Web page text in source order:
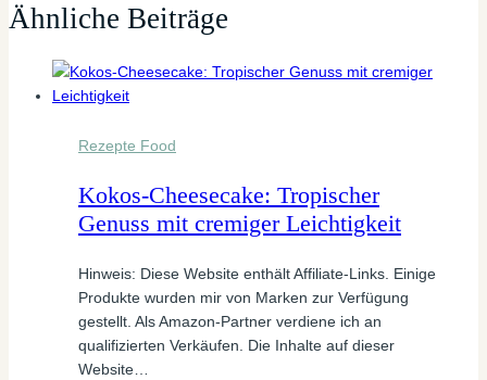
Ähnliche Beiträge
Rezepte Food
Kokos-Cheesecake: Tropischer
Genuss mit cremiger Leichtigkeit
Hinweis: Diese Website enthält Affiliate-Links. Einige
Produkte wurden mir von Marken zur Verfügung
gestellt. Als Amazon-Partner verdiene ich an
qualifizierten Verkäufen. Die Inhalte auf dieser
Website…